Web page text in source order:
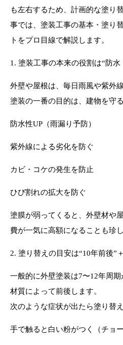
も左右するため、計画的な塗り
事では、塗装工事の基本・塗り
トをプロ目線で解説します。
1. 塗装工事の本来の役割は“防水
外壁や屋根は、毎日雨風や紫外
塗装の一番の目的は、建物を守
防水性UP（雨漏り予防）
紫外線による劣化を防ぐ
カビ・コケの発生を防止
ひび割れの拡大を防ぐ
塗膜が弱ってくると、外壁材や
費が一気に高額になることも珍
2. 塗り替えの目安は“10年前後”
一般的に外壁塗装は7〜12年周
材質によって前後します。
次のような症状が出たら塗り替
手で触ると白い粉がつく（チョー